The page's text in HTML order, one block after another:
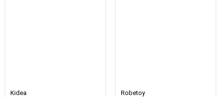
Kidea Robetoy